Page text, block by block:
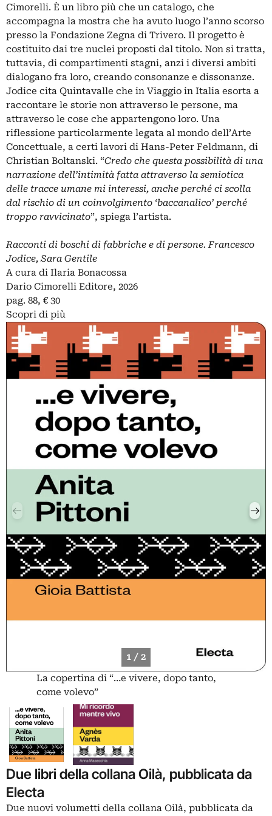
Cimorelli. È un libro più che un catalogo, che
accompagna la mostra che ha avuto luogo l’anno scorso
presso la Fondazione Zegna di Trivero. Il progetto è
costituito dai tre nuclei proposti dal titolo. Non si tratta,
tuttavia, di compartimenti stagni, anzi i diversi ambiti
dialogano fra loro, creando consonanze e dissonanze.
Jodice cita Quintavalle che in Viaggio in Italia esorta a
raccontare le storie non attraverso le persone, ma
attraverso le cose che appartengono loro. Una
riflessione particolarmente legata al mondo dell’Arte
Concettuale, a certi lavori di Hans-Peter Feldmann, di
Christian Boltanski. “Credo che questa possibilità di una
narrazione dell’intimità fatta attraverso la semiotica
delle tracce umane mi interessi, anche perché ci scolla
dal rischio di un coinvolgimento ‘baccanalico’ perché
troppo ravvicinato”, spiega l’artista.
Racconti di boschi di fabbriche e di persone. Francesco
Jodice, Sara Gentile
A cura di Ilaria Bonacossa
Dario Cimorelli Editore, 2026
pag. 88, € 30
Scopri di più
1 / 2
La copertina di “…e vivere, dopo tanto,
come volevo”
Due libri della collana Oilà, pubblicata da
Electa
Due nuovi volumetti della collana Oilà, pubblicata da